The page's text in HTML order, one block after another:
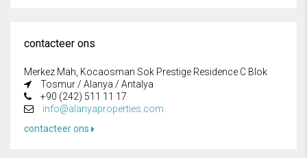
contacteer ons
Merkez Mah, Kocaosman Sok Prestige Residence C Blok
Tosmur / Alanya / Antalya
+90 (242) 511 11 17
info@alanyaproperties.com
contacteer ons